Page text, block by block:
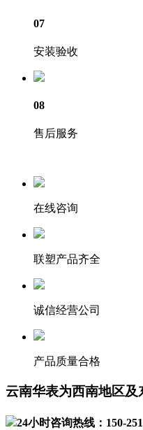
07
安装验收
08
售后服务
在线咨询
联塑产品齐全
诚信经营公司
产品质量合格
云南华表为西南地区
24小时咨询热线：150-